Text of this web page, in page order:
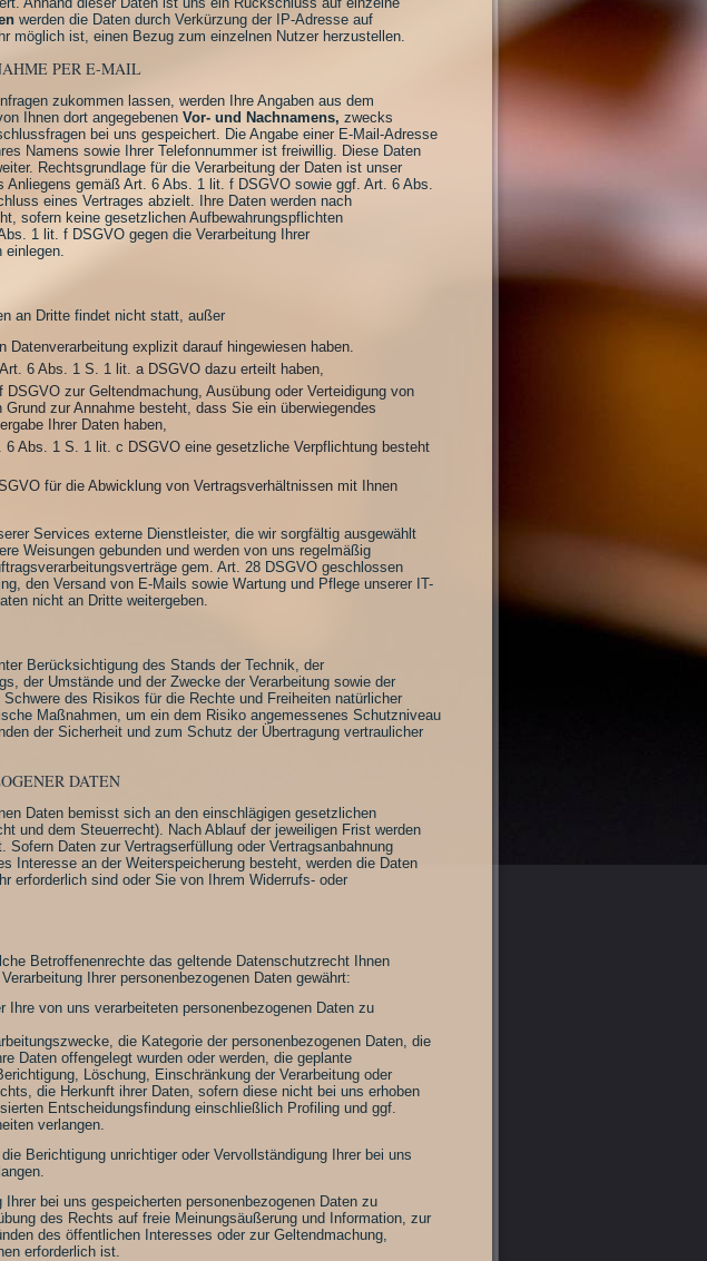
werden die Daten durch Verkürzung der IP-Adresse auf
möglich ist, einen Bezug zum einzelnen Nutzer herzustellen.
PER E-MAIL
zukommen lassen, werden Ihre Angaben aus dem
Ihnen dort angegebenen Vor- und Nachnamens, zwecks
bei uns gespeichert. Die Angabe einer E-Mail-Adresse
Namens sowie Ihrer Telefonnummer ist freiwillig. Diese Daten
Rechtsgrundlage für die Verarbeitung der Daten ist unser
gemäß Art. 6 Abs. 1 lit. f DSGVO sowie ggf. Art. 6 Abs.
eines Vertrages abzielt. Ihre Daten werden nach
sofern keine gesetzlichen Aufbewahrungspflichten
1 lit. f DSGVO gegen die Verarbeitung Ihrer
an Dritte findet nicht statt, außer
Datenverarbeitung explizit darauf hingewiesen haben.
6 Abs. 1 S. 1 lit. a DSGVO dazu erteilt haben,
zur Geltendmachung, Ausübung oder Verteidigung von
zur Annahme besteht, dass Sie ein überwiegendes
Ihrer Daten haben,
Abs. 1 S. 1 lit. c DSGVO eine gesetzliche Verpflichtung besteht
für die Abwicklung von Vertragsverhältnissen mit Ihnen
Services externe Dienstleister, die wir sorgfältig ausgewählt
Weisungen gebunden und werden von uns regelmäßig
gem. Art. 28 DSGVO geschlossen
den Versand von E-Mails sowie Wartung und Pflege unserer IT-
nicht an Dritte weitergeben.
Berücksichtigung des Stands der Technik, der
der Umstände und der Zwecke der Verarbeitung sowie der
des Risikos für die Rechte und Freiheiten natürlicher
Maßnahmen, um ein dem Risiko angemessenes Schutzniveau
der Sicherheit und zum Schutz der Übertragung vertraulicher
DATEN
Daten bemisst sich an den einschlägigen gesetzlichen
und dem Steuerrecht). Nach Ablauf der jeweiligen Frist werden
Daten zur Vertragserfüllung oder Vertragsanbahnung
Interesse an der Weiterspeicherung besteht, werden die Daten
erforderlich sind oder Sie von Ihrem Widerrufs- oder
Betroffenenrechte das geltende Datenschutzrecht Ihnen
Ihrer personenbezogenen Daten gewährt:
von uns verarbeiteten personenbezogenen Daten zu
die Kategorie der personenbezogenen Daten, die
Daten offengelegt wurden oder werden, die geplante
Löschung, Einschränkung der Verarbeitung oder
die Herkunft ihrer Daten, sofern diese nicht bei uns erhoben
Entscheidungsfindung einschließlich Profiling und ggf.
verlangen.
Berichtigung unrichtiger oder Vervollständigung Ihrer bei uns
bei uns gespeicherten personenbezogenen Daten zu
des Rechts auf freie Meinungsäußerung und Information, zur
des öffentlichen Interesses oder zur Geltendmachung,
erforderlich ist.